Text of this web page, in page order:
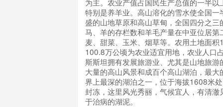
特别是养羊业。高山溶化的雪水使全国一
盛的山地草原和高山草甸，全国四分之三
马、羊的存栏数和羊毛产量在中亚位居第
麦、甜菜、玉米、烟草等。农用土地面
100.8万公顷为农业适宜用地，农业人口
斯斯坦拥有发展旅游业、尤其是山地旅游
大量的高山风景和成百个高山湖泊，最
界上最深的湖泊之一，位于海拔1608米
封冻，这里风光秀丽，气候宜人，有清澈
于治病的湖泥。